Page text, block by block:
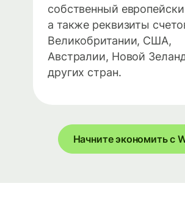
собственный
а также реквизиты
Великобритании, США,
Австралии, Новой
других стран.
Начните экономить с